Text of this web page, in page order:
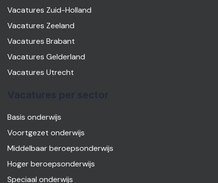
Vacatures Zuid-Holland
Vacatures Zeeland
Vacatures Brabant
Vacatures Gelderland
Vacatures Utrecht
Basis onderwijs
Voortgezet onderwijs
Middelbaar beroepsonderwijs
Hoger beroepsonderwijs
Speciaal onderwijs